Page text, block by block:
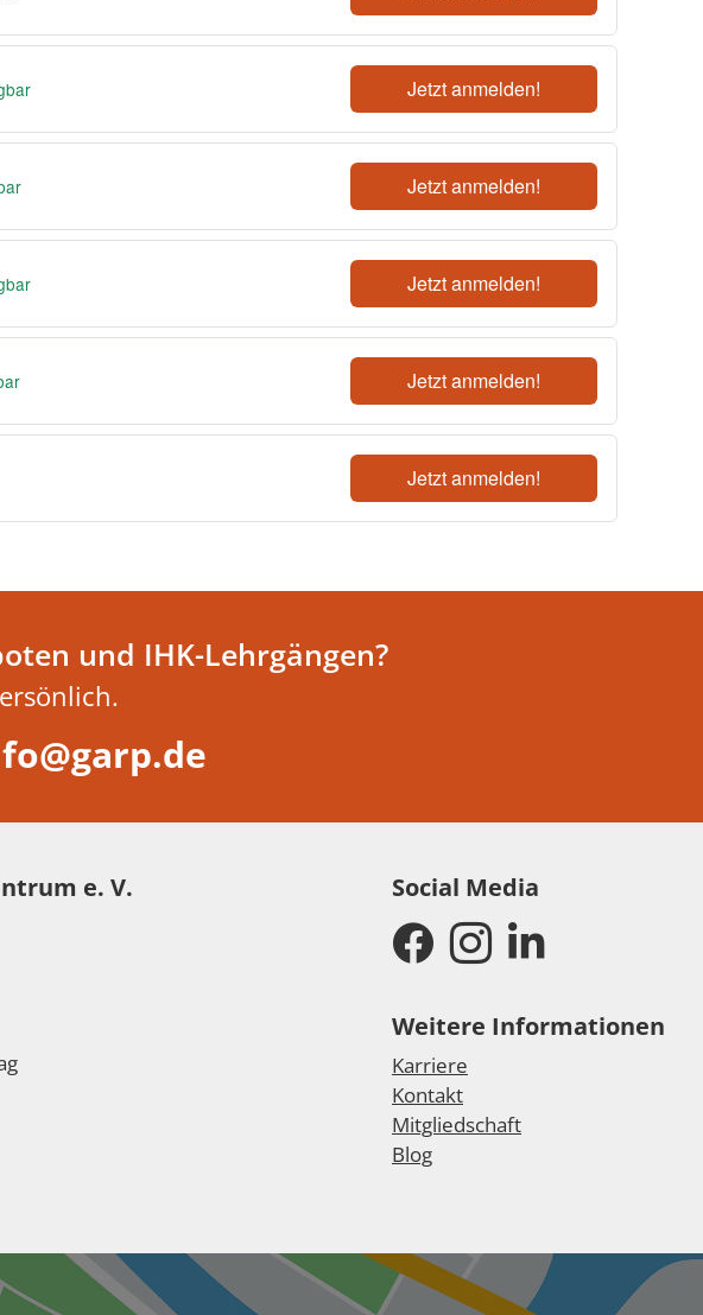
Jetzt anmelden!
Jetzt anmelden!
Jetzt anmelden!
Jetzt anmelden!
Jetzt anmelden!
und IHK-Lehrgängen?
e. V. Social Media
Weitere Informationen
Karriere
Kontakt
Mitgliedschaft
Blog